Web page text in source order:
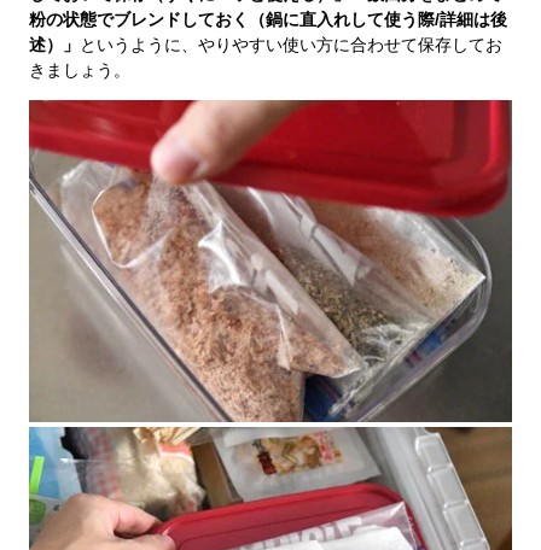
粉の状態でブレンドしておく（鍋に直入れして使う際/詳細は後
述）」 というように、やりやすい使い方に合わせて保存してお
きましょう。